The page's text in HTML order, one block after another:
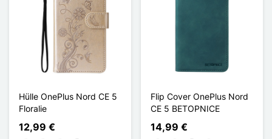
Hülle OnePlus Nord CE 5
Floralie
12,99 €
Flip Cover OnePlus Nord
CE 5 BETOPNICE
14,99 €